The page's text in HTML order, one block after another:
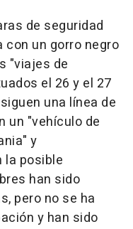
de seguridad
un gorro negro
"viajes de
el 26 y el 27
una línea de
un "vehículo de
y
la posible
han sido
pero no se ha
y han sido